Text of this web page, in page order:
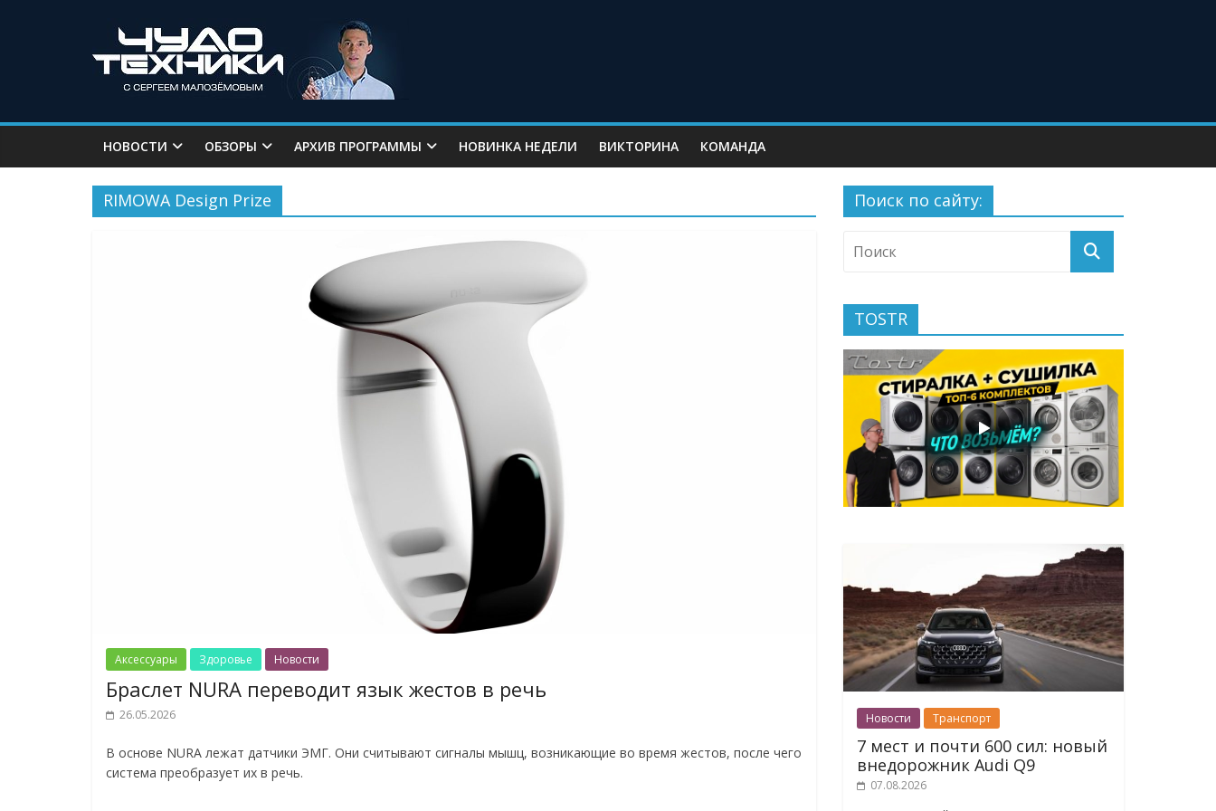
НОВОСТИ ОБЗОРЫ АРХИВ ПРОГРАММЫ НОВИНКА НЕДЕЛИ ВИКТОРИНА КОМАНДА
RIMOWA Design Prize
Аксессуары Здоровье Новости
Браслет NURA переводит язык жестов в речь
26.05.2026
В основе NURA лежат датчики ЭМГ. Они считывают сигналы мышц, возникающие во время жестов, после чего
система преобразует их в речь.
Поиск по сайту:
TOSTR
Новости Транспорт
7 мест и почти 600 сил: новый
внедорожник Audi Q9
07.08.2026